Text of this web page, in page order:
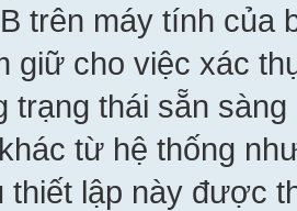
trên máy tính của
giữ cho việc xác
trạng thái sẵn
từ hệ thống
thiết lập này được